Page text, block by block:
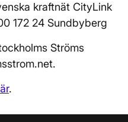
kraftnät CityLink
172 24 Sundbyberg
Ströms
.